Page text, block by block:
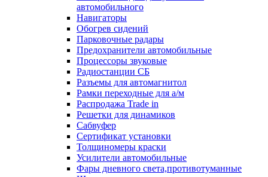
автомобильного
Навигаторы
Обогрев сидений
Парковочные радары
Предохранители автомобильные
Процессоры звуковые
Радиостанции СБ
Разъемы для автомагнитол
Рамки переходные для а/м
Распродажа Trade in
Решетки для динамиков
Сабвуфер
Сертификат установки
Толщиномеры краски
Усилители автомобильные
Фары дневного света,противотуманные